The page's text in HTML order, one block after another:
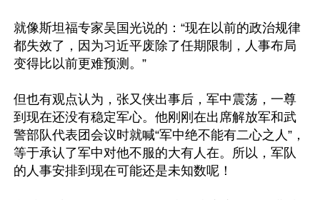
就像斯坦福专家吴国光说的：“现在以前的政治规律
都失效了，因为习近平废除了任期限制，人事布局
变得比以前更难预测。”
但也有观点认为，张又侠出事后，军中震荡，一尊
到现在还没有稳定军心。他刚刚在出席解放军和武
警部队代表团会议时就喊“军中绝不能有二心之人”，
等于承认了军中对他不服的大有人在。所以，军队
的人事安排到现在可能还是未知数呢！